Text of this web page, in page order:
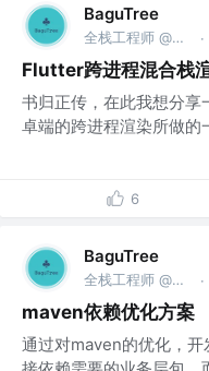
BaguTree
全栈工程师 @京东、滴滴、美团、Apple、Oprea ·
Flutter跨进程混合栈
书归正传，在此我想分
卓端的跨进程渲染所做的
6
BaguTree
全栈工程师 @京东、滴滴、美团、Apple、Oprea ·
maven依赖优化方案
通过对maven的优化，